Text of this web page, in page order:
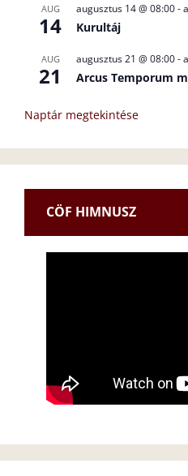
AUG
14
augusztus 14 @ 08:00-
Kurultáj
AUG
21
augusztus 21 @ 08:00-
Arcus Temporum
Naptár megtekintése
CÖF HIMNUSZ